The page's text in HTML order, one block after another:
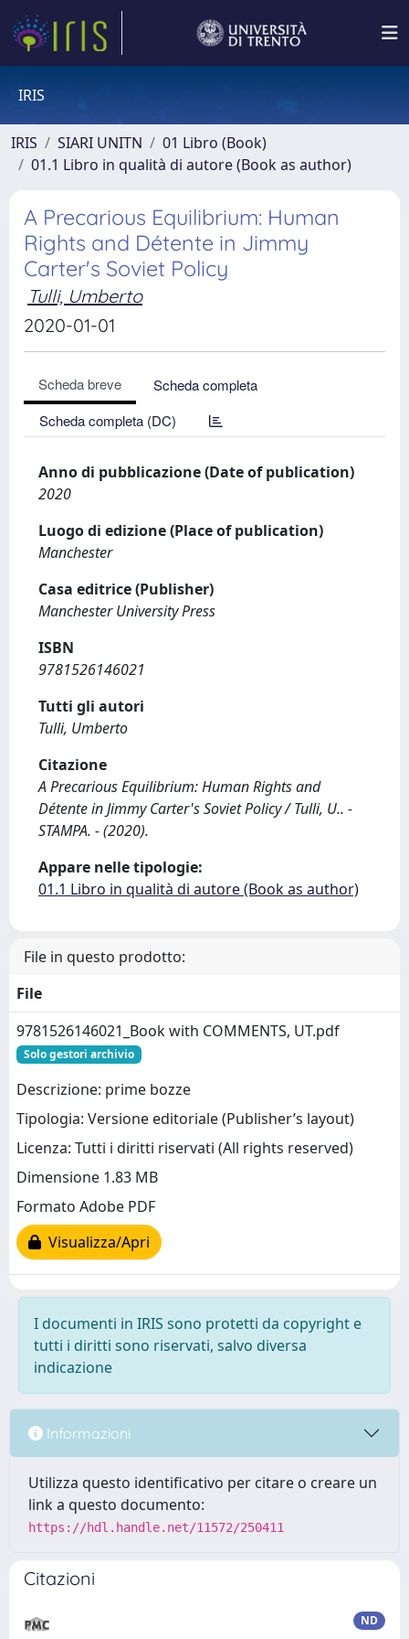
IRIS
IRIS SIARI UNITN
01 Libro (Book)
01.1 Libro in qualità di autore (Book as author)
A Precarious Equilibrium: Human
Rights and Détente in Jimmy
Carter's Soviet Policy
Tulli, Umberto
2020-01-01
Scheda breve
Scheda completa
Scheda completa (DC)
Anno di pubblicazione (Date of publication)
2020
Luogo di edizione (Place of publication)
Manchester
Casa editrice (Publisher)
Manchester University Press
ISBN
9781526146021
Tutti gli autori
Tulli, Umberto
Citazione
A Precarious Equilibrium: Human Rights and
Détente in Jimmy Carter's Soviet Policy / Tulli, U.. -
STAMPA. - (2020).
Appare nelle tipologie:
01.1 Libro in qualità di autore (Book as author)
File in questo prodotto:
File
9781526146021_Book with COMMENTS, UT.pdf
Solo gestori archivio
Descrizione: prime bozze
Tipologia: Versione editoriale (Publisher’s layout)
Licenza: Tutti i diritti riservati (All rights reserved)
Dimensione 1.83 MB
Formato Adobe PDF
Visualizza/Apri
I documenti in IRIS sono protetti da copyright e
tutti i diritti sono riservati, salvo diversa
indicazione
Informazioni
Utilizza questo identificativo per citare o creare un
link a questo documento:
https://hdl.handle.net/11572/250411
Citazioni
ND